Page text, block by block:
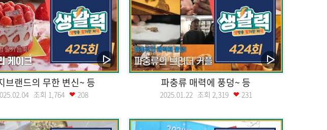
브랜드의 무한 변신~ 등
조회 1,764 208
파충류 매력에 풍덩~ 등
2025.01.22 조회 2,319 231